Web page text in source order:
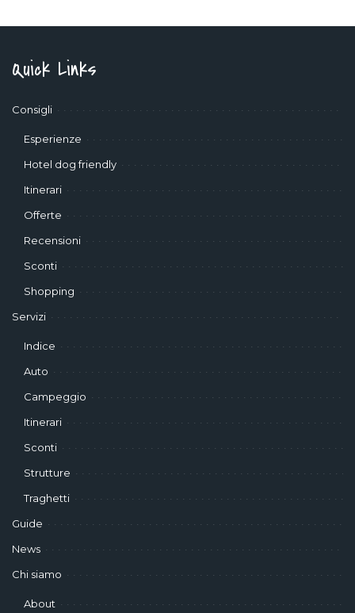
Quick Links
Consigli
Esperienze
Hotel dog friendly
Itinerari
Offerte
Recensioni
Sconti
Shopping
Servizi
Indice
Auto
Campeggio
Itinerari
Sconti
Strutture
Traghetti
Guide
News
Chi siamo
About